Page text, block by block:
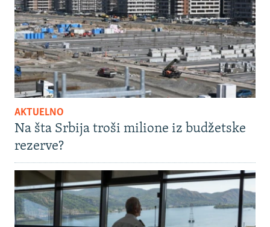
AKTUELNO
Na šta Srbija troši milione iz budžetske
rezerve?